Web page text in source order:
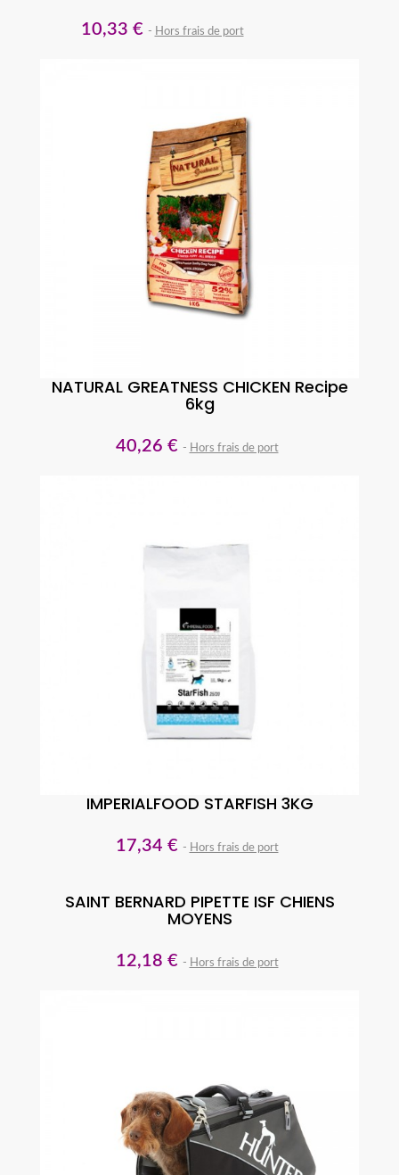
10,33 € Hors frais de port
NATURAL GREATNESS CHICKEN Recipe
6kg
40,26 € Hors frais de port
IMPERIALFOOD STARFISH 3KG
17,34 € Hors frais de port
SAINT BERNARD PIPETTE ISF CHIENS
MOYENS
12,18 € Hors frais de port